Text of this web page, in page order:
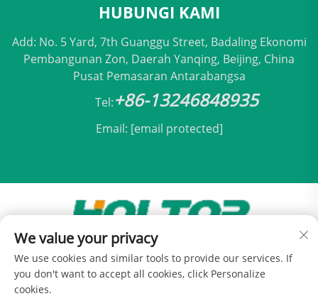
HUBUNGI KAMI
Add: No. 5 Yard, 7th Guanggu Street, Badaling Ekonomi
Pembangunan Zon, Daerah Yanqing, Beijing, China
Pusat Pemasaran Antarabangsa
Tel:+86-13246848935
Email: [email protected]
Hak Cipta © 2025 oleh Holtop Beijing Air
Conditioning Co., Ltd - Dasar Privasi
We value your privacy
We use cookies and similar tools to provide our services. If
you don't want to accept all cookies, click Personalize
cookies.